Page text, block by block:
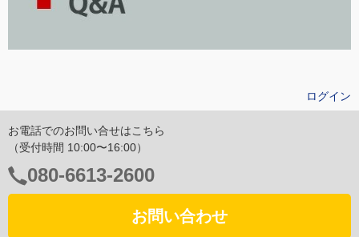
ログイン
お電話でのお問い合せはこちら
（受付時間 10:00〜16:00）
電
話
080-6613-2600
お問い合わせ